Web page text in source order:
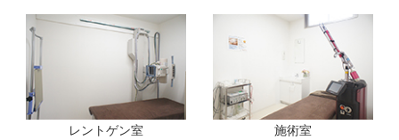
レントゲン室 施術室